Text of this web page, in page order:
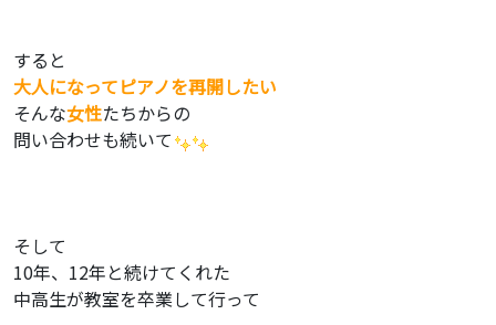
すると
大人になってピアノを再開したい
そんな女性たちからの
問い合わせも続いて
そして
10年、12年と続けてくれた
中高生が教室を卒業して行って